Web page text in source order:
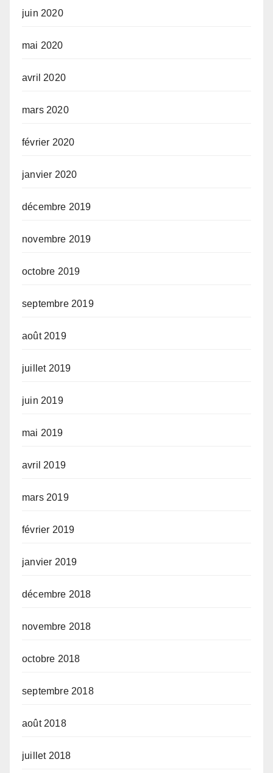
juin 2020
mai 2020
avril 2020
mars 2020
février 2020
janvier 2020
décembre 2019
novembre 2019
octobre 2019
septembre 2019
août 2019
juillet 2019
juin 2019
mai 2019
avril 2019
mars 2019
février 2019
janvier 2019
décembre 2018
novembre 2018
octobre 2018
septembre 2018
août 2018
juillet 2018